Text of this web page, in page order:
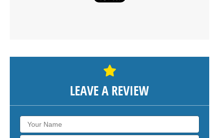
LEAVE A REVIEW